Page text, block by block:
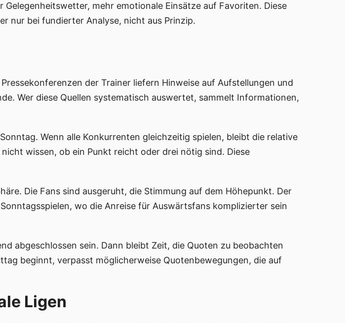
mehr emotionale Einsätze auf Favoriten. Diese
nur bei fundierter Analyse, nicht aus Prinzip.
der Trainer liefern Hinweise auf Aufstellungen und
Wer diese Quellen systematisch auswertet, sammelt Informationen,
Wenn alle Konkurrenten gleichzeitig spielen, bleibt die relative
wissen, ob ein Punkt reicht oder drei nötig sind. Diese
Die Fans sind ausgeruht, die Stimmung auf dem Höhepunkt. Der
wo die Anreise für Auswärtsfans komplizierter sein
abgeschlossen sein. Dann bleibt Zeit, die Quoten zu beobachten
beginnt, verpasst möglicherweise Quotenbewegungen, die auf
Ligen